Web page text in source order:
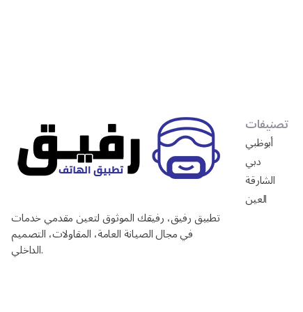
تطبيق رفيق، رفيقك الموثوق لتعين مقدمي خدمات
في مجال الصيانة العامة، المقاولات، التصميم
الداخلي.
تصنيفات
أبوظبي
دبي
الشارقة
العين